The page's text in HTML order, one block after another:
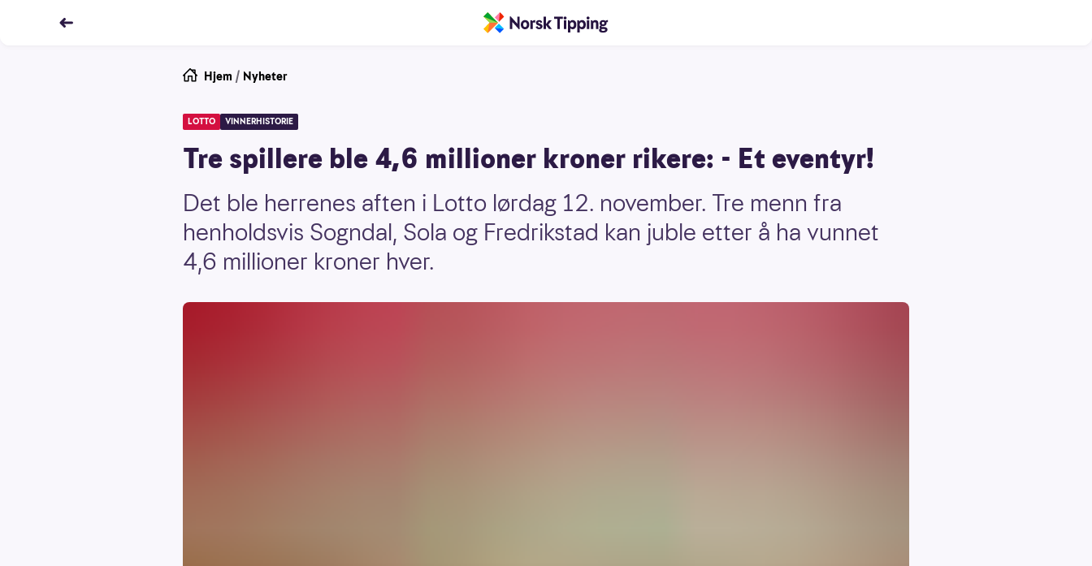
Hjem / Nyheter
LOTTO VINNERHISTORIE
Tre spillere ble 4,6 millioner kroner rikere: - Et eventyr!
Det ble herrenes aften i Lotto lørdag 12. november. Tre menn fra
henholdsvis Sogndal, Sola og Fredrikstad kan juble etter å ha vunnet
4,6 millioner kroner hver.